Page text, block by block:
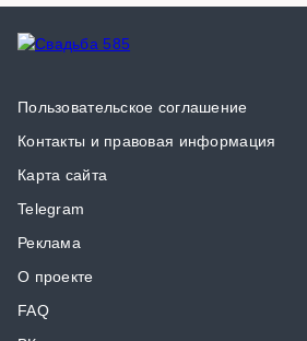
Пользовательское соглашение
Контакты и правовая информация
Карта сайта
Telegram
Реклама
О проекте
FAQ